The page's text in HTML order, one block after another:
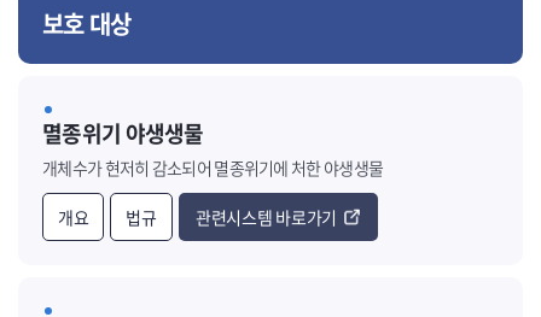
보호 대상
멸종위기 야생생물
개체수가 현저히 감소되어 멸종위기에 처한 야생생물
개요 법규 관련시스템 바로가기